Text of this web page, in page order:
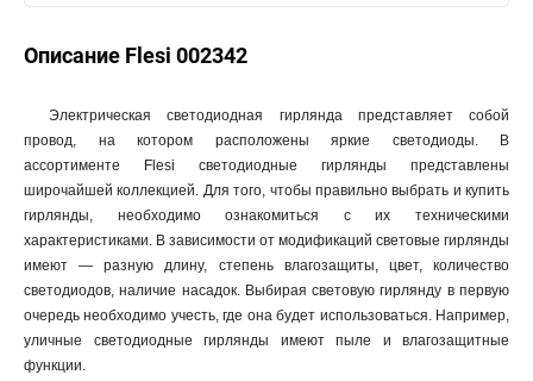
Описание Flesi 002342
Электрическая светодиодная гирлянда представляет собой
провод, на котором расположены яркие светодиоды. В
ассортименте Flesi светодиодные гирлянды представлены
широчайшей коллекцией. Для того, чтобы правильно выбрать и купить
гирлянды, необходимо ознакомиться с их техническими
характеристиками. В зависимости от модификаций световые гирлянды
имеют — разную длину, степень влагозащиты, цвет, количество
светодиодов, наличие насадок. Выбирая световую гирлянду в первую
очередь необходимо учесть, где она будет использоваться. Например,
уличные светодиодные гирлянды имеют пыле и влагозащитные
функции.